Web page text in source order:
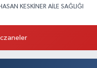
KESKİNER AİLE SAĞLIĞI